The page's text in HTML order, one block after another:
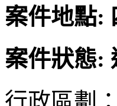
案件地點:
案件狀態:
行政區劃